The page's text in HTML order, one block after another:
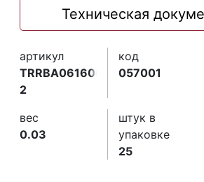
Техническая
артикул
TRRBA06160661-
2
код
057001
вес
0.03
штук в
упаковке
25